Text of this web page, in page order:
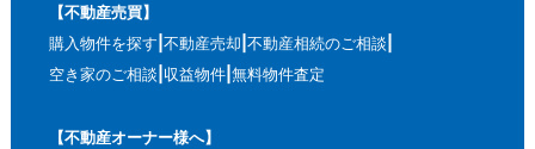
【不動産売買】
購入物件を探す 不動産売却 不動産相続のご相談
空き家のご相談 収益物件 無料物件査定
【不動産オーナー様へ】